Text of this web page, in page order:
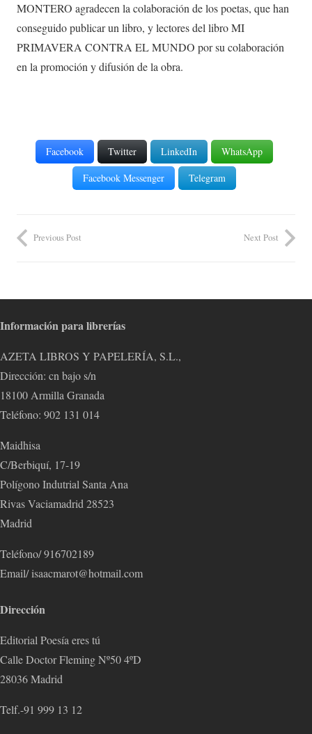
MONTERO agradecen la colaboración de los poetas, que han
conseguido publicar un libro, y lectores del libro MI
PRIMAVERA CONTRA EL MUNDO por su colaboración
en la promoción y difusión de la obra.
Facebook Twitter LinkedIn
WhatsApp
Facebook Messenger
Telegram
Previous Post Next Post
Información para librerías
AZETA LIBROS Y PAPELERÍA, S.L.,
Dirección: cn bajo s/n
18100 Armilla Granada
Teléfono: 902 131 014
Maidhisa
C/Berbiquí, 17-19
Polígono Indutrial Santa Ana
Rivas Vaciamadrid 28523
Madrid
Teléfono/ 916702189
Email/ isaacmarot@hotmail.com
Dirección
Editorial Poesía eres tú
Calle Doctor Fleming Nº50 4ºD
28036 Madrid
Telf.-91 999 13 12